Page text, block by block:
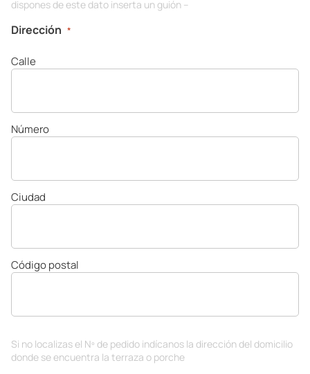
dispones de este dato inserta un guión –
Dirección *
Calle
Número
Ciudad
Código postal
Si no localizas el Nº de pedido indícanos la dirección del domicilio
donde se encuentra la terraza o porche